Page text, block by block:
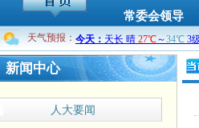
常委会领导
天气预报：
新闻中心
人大要闻